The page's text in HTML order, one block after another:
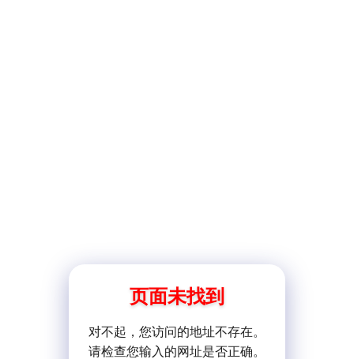
页面未找到
对不起，您访问的地址不存在。
请检查您输入的网址是否正确。